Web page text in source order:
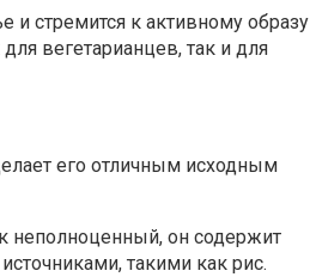
и стремится к активному образу
вегетарианцев, так и для
его отличным исходным
неполноценный, он содержит
такими как рис.